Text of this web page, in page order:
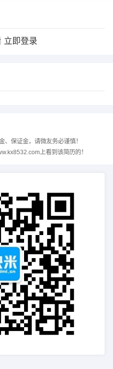
立即登录
、保证金，请微友务必谨慎！
上看到该简历的！